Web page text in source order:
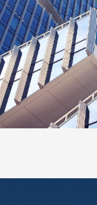
水系列
滤芯集成，
全新研发高
自带UV杀菌